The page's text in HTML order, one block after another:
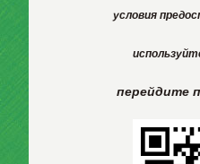
условия
перейдите